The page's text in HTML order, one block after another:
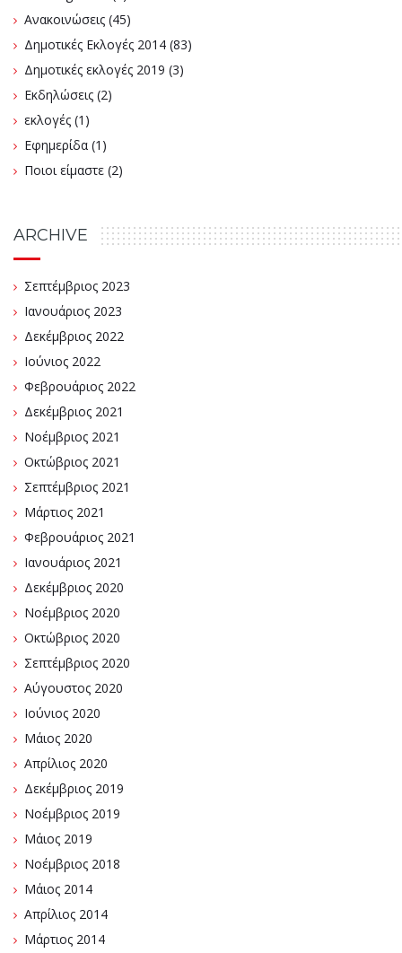
Ανακοινώσεις (45)
Δημοτικές Εκλογές 2014 (83)
Δημοτικές εκλογές 2019 (3)
Εκδηλώσεις (2)
εκλογές (1)
Εφημερίδα (1)
Ποιοι είμαστε (2)
ARCHIVE
Σεπτέμβριος 2023
Ιανουάριος 2023
Δεκέμβριος 2022
Ιούνιος 2022
Φεβρουάριος 2022
Δεκέμβριος 2021
Νοέμβριος 2021
Οκτώβριος 2021
Σεπτέμβριος 2021
Μάρτιος 2021
Φεβρουάριος 2021
Ιανουάριος 2021
Δεκέμβριος 2020
Νοέμβριος 2020
Οκτώβριος 2020
Σεπτέμβριος 2020
Αύγουστος 2020
Ιούνιος 2020
Μάιος 2020
Απρίλιος 2020
Δεκέμβριος 2019
Νοέμβριος 2019
Μάιος 2019
Νοέμβριος 2018
Μάιος 2014
Απρίλιος 2014
Μάρτιος 2014